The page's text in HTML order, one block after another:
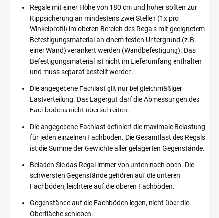
Regale mit einer Höhe von 180 cm und höher sollten zur
Kippsicherung an mindestens zwei Stellen (1x pro
Winkelprofil) im oberen Bereich des Regals mit geeignetem
Befestigungsmaterial an einem festen Untergrund (z.B.
einer Wand) verankert werden (Wandbefestigung). Das
Befestigungsmaterial ist nicht im Lieferumfang enthalten
und muss separat bestellt werden.
Die angegebene Fachlast gilt nur bei gleichmäßiger
Lastverteilung. Das Lagergut darf die Abmessungen des
Fachbodens nicht überschreiten.
Die angegebene Fachlast definiert die maximale Belastung
für jeden einzelnen Fachboden. Die Gesamtlast des Regals
ist die Summe der Gewichte aller gelagerten Gegenstände.
Beladen Sie das Regal immer von unten nach oben. Die
schwersten Gegenstände gehören auf die unteren
Fachböden, leichtere auf die oberen Fachböden.
Gegenstände auf die Fachböden legen, nicht über die
Oberfläche schieben.